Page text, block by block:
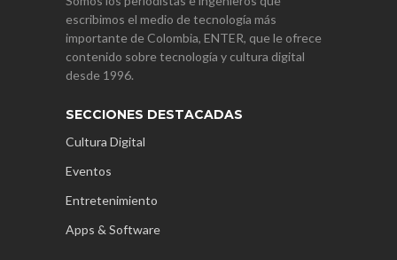
escribimos el medio de tecnología más
importante de Colombia, ENTER, que le ofrece
contenido sobre tecnología y cultura digital
desde 1996.
SECCIONES DESTACADAS
Cultura Digital
Eventos
Entretenimiento
Apps & Software